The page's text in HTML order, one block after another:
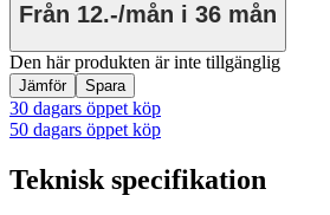
Från 12.-/mån i 36 mån
Den här produkten är inte tillgänglig
Jämför Spara
30 dagars öppet köp
50 dagars öppet köp
Teknisk specifikation